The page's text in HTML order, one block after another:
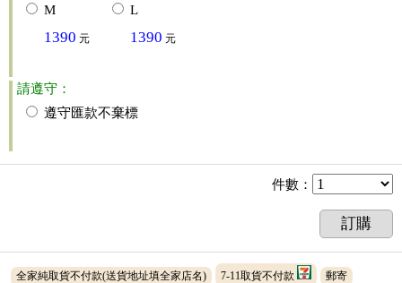
M
1390 元
L
1390 元
請遵守：
遵守匯款不棄標
件數 ：
訂購
全家純取貨不付款(送貨地址填全家店名) 7-11取貨不付款 郵寄